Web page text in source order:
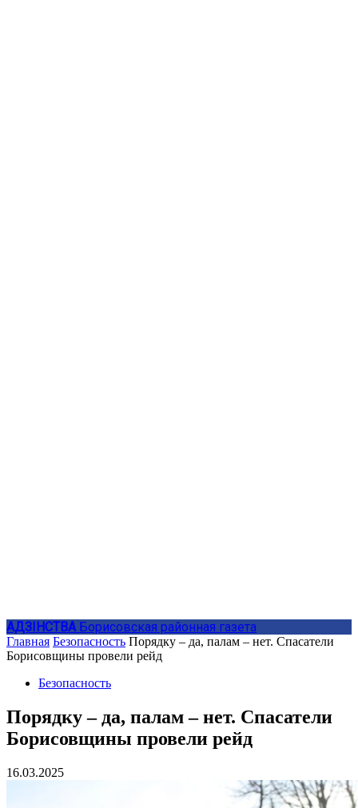
АДЗIНСТВА Борисовская районная газета
Главная Безопасность Порядку – да, палам – нет. Спасатели
Борисовщины провели рейд
Безопасность
Порядку – да, палам – нет. Спасатели
Борисовщины провели рейд
16.03.2025